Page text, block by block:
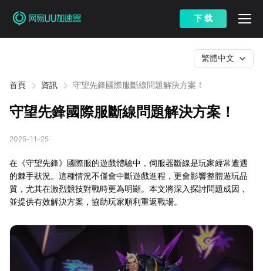
下 载
首頁 資訊 守望先鋒國際服斷線問題解決方案！
繁體中文
守望先鋒國際服斷線問題解決方案！
2025-11-25
在《守望先鋒》國際服的遊戲體驗中，伺服器斷線是玩家經常遭遇
的棘手狀況。這種情況不僅會中斷遊戲進程，更會影響整體遊玩品
質，尤其在激烈競技對戰時更為明顯。本文將深入探討問題成因，
並提供有效解決方案，協助玩家順利重返戰場。